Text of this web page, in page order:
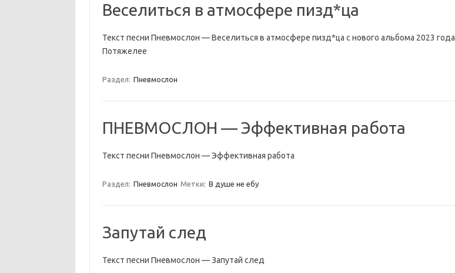
Веселиться в атмосфере пизд*ца
Текст песни Пневмослон — Веселиться в атмосфере пизд*ца с нового альбома 2023 года
Потяжелее
Раздел: Пневмослон
ПНЕВМОСЛОН — Эффективная работа
Текст песни Пневмослон — Эффективная работа
Раздел: Пневмослон Метки: В душе не ебу
Запутай след
Текст песни Пневмослон — Запутай след